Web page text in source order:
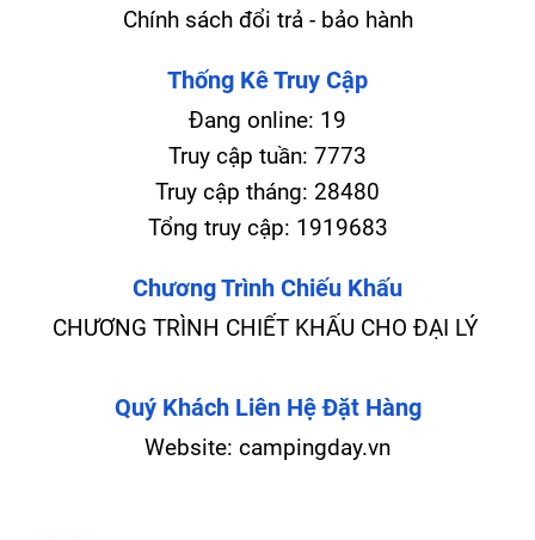
Chính sách đổi trả - bảo hành
Thống Kê Truy Cập
Đang online: 19
Truy cập tuần: 7773
Truy cập tháng: 28480
Tổng truy cập: 1919683
Chương Trình Chiếu Khấu
CHƯƠNG TRÌNH CHIẾT KHẤU CHO ĐẠI LÝ
Quý Khách Liên Hệ Đặt Hàng
Website: campingday.vn